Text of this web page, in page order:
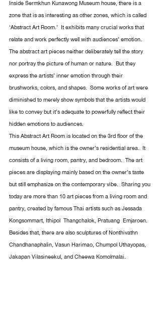
Inside Sermkhun Kunawong Museum house, there is a
zone that is as interesting as other zones, which is called
‘Abstract Art Room.’  It exhibits many crucial works that
relate and work perfectly well with audiences’ emotion.
The abstract art pieces neither deliberately tell the story
nor portray the picture of human or nature.  But they
express the artists’ inner emotion through their
brushworks, colors, and shapes.  Some works of art were
diminished to merely show symbols that the artists would
like to convey but it’s adequate to powerfully reflect their
hidden emotions to audiences.
This Abstract Art Room is located on the 3rd floor of the
museum house, which is the owner’s residential area.  It
consists of a living room, pantry, and bedroom.  The art
pieces are displaying mainly based on the owner’s taste
but still emphasize on the contemporary vibe.  Sharing you
today are more than 10 art pieces from a living room and
pantry, created by famous Thai artists such as Jessada
Kongsommart, Ithipol  Thangchalok, Pratuang  Emjaroen.
Besides that, there are also sculptures of Nonthivathn
Chandhanaphalin, Vasun Harimao, Chumpol Uthayopas,
Jakapan Vilasineekul, and Cheewa Komolmalai.